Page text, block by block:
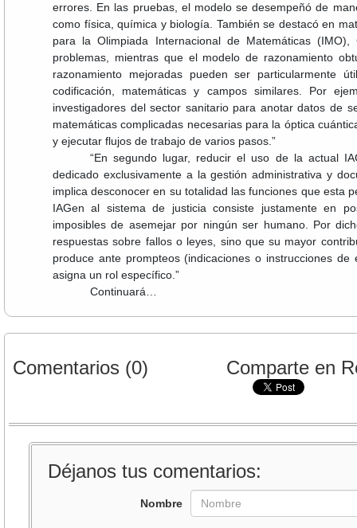
errores. En las pruebas, el modelo se desempeñó de
como física, química y biología. También se destacó en
para la Olimpiada Internacional de Matemáticas
problemas, mientras que el modelo de razonamiento
razonamiento mejoradas pueden ser particularmente
codificación, matemáticas y campos similares. Por
investigadores del sector sanitario para anotar datos de
matemáticas complicadas necesarias para la óptica
y ejecutar flujos de trabajo de varios pasos.”
“En segundo lugar, reducir el uso de la actual
dedicado exclusivamente a la gestión administrativa y
implica desconocer en su totalidad las funciones que esta
IAGen al sistema de justicia consiste justamente en
imposibles de asemejar por ningún ser humano. Por
respuestas sobre fallos o leyes, sino que su mayor
produce ante prompteos (indicaciones o instrucciones
asigna un rol específico.”
Continuará…
Comentarios (0) Comparte en
Déjanos tus comentarios:
Nombre